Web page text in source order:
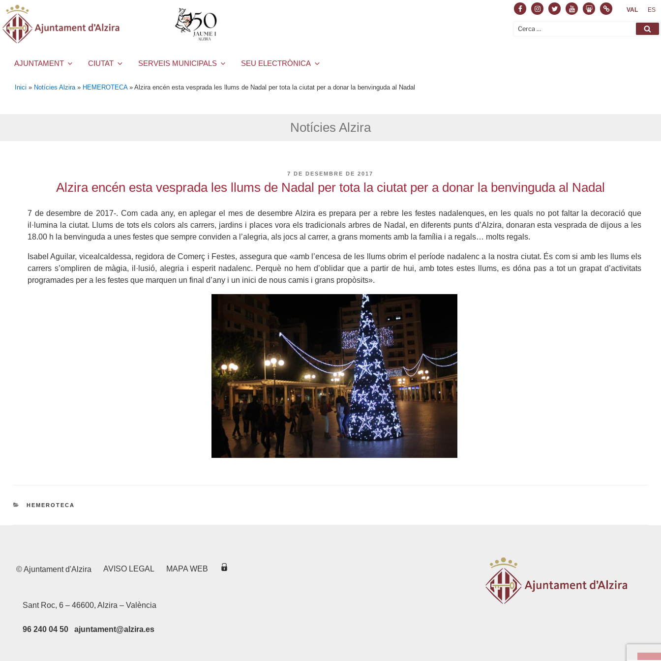
FacebookInstagram
TwitterYoutubeSlideshare
NormasVAL ES
Cerca:
AJUNTAMENT CIUTAT SERVEIS MUNICIPALS SEU ELECTRÒNICA
Inici » Notícies Alzira » HEMEROTECA» Alzira encén esta vesprada les llums de Nadal per tota la ciutat per a donar la benvinguda al Nadal
Notícies Alzira
PUBLICAT
7 DE DESEMBRE DE 2017
Alzira encén esta vesprada les llums de Nadal per tota la ciutat per a donar la benvinguda al Nadal
7 de desembre de 2017-. Com cada any, en aplegar el mes de desembre Alzira es prepara per a rebre les festes nadalenques, en les quals no pot faltar la decoració que
il·lumina la ciutat. Llums de tots els colors als carrers, jardins i places vora els tradicionals arbres de Nadal, en diferents punts d’Alzira, donaran esta vesprada de dijous a les
18.00 h la benvinguda a unes festes que sempre conviden a l’alegria, als jocs al carrer, a grans moments amb la família i a regals… molts regals.
Isabel Aguilar, vicealcaldessa, regidora de Comerç i Festes, assegura que «amb l’encesa de les llums obrim el període nadalenc a la nostra ciutat. És com si amb les llums els
carrers s’ompliren de màgia, il·lusió, alegria i esperit nadalenc. Perquè no hem d’oblidar que a partir de hui, amb totes estes llums, es dóna pas a tot un grapat d’activitats
programades per a les festes que marquen un final d’any i un inici de nous camis i grans propòsits».
CATEGORIES
HEMEROTECA
© Ajuntament d'Alzira AVISO LEGAL MAPA WEB
Sant Roc, 6 – 46600, Alzira – València
96 240 04 50 ajuntament@alzira.es